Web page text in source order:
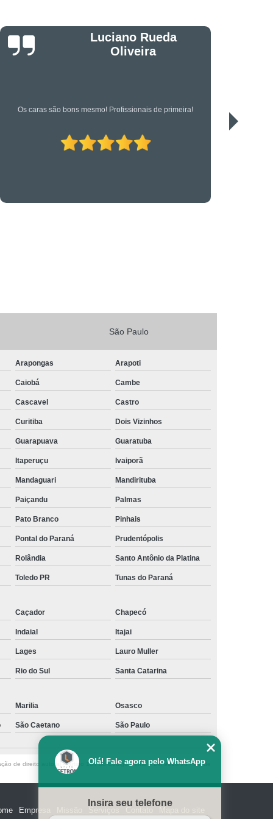
para Controle de Acesso
Luciano Rueda
Oliveira
Os caras são bons mesmo! Profissionais de primeira!
São Paulo
Arapongas Arapoti
Caiobá Cambe
Cascavel Castro
Curitiba Dois Vizinhos
Guarapuava Guaratuba
Itaperuçu Ivaiporã
Mandaguari Mandirituba
Paiçandu Palmas
Pato Branco Pinhais
Pontal do Paraná Prudentópolis
Rolândia Santo Antônio da Platina
Toledo PR Tunas do Paraná
Caçador Chapecó
Indaial Itajai
Lages Lauro Muller
Rio do Sul Santa Catarina
Marilia Osasco
São Caetano
São Paulo
de direito autoral – artigo 184 do Código Penal –Lei 9610/98 - Lei de
Empresa
Olá! Fale agora pelo WhatsApp
Insira seu telefone